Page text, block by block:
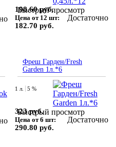
Быстрый просмотр
198.60 руб.
Цена от 12 шт:
182.70 руб.
Достаточно
Фреш Гарден/Fresh
Garden 1л.*6
Быстрый просмотр
1 л. 5 %
323 руб.
Цена от 6 шт:
290.80 руб.
Достаточно